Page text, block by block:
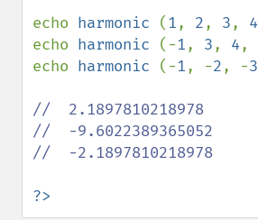
echo harmonic (1, 2, 3, 4
echo harmonic (-1, 3, 4,
echo harmonic (-1, -2, -3
//  2.1897810218978
//  -9.6022389365052
//  -2.1897810218978
?>